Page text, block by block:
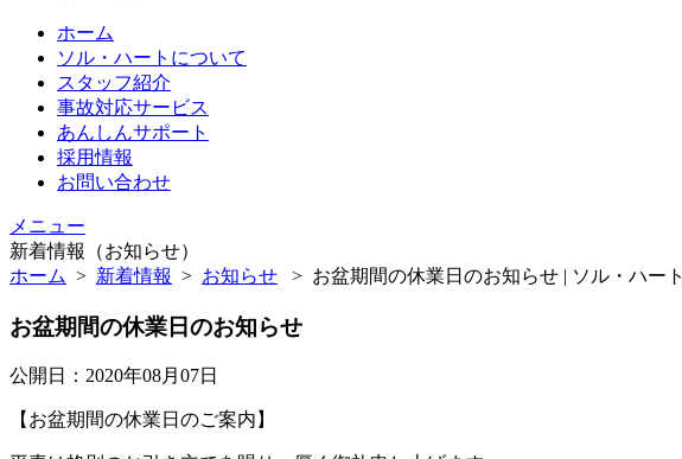
ホーム
ソル・ハートについて
スタッフ紹介
事故対応サービス
あんしんサポート
採用情報
お問い合わせ
メニュー
新着情報（お知らせ）
ホーム > 新着情報 > お知らせ > お盆期間の休業日のお知らせ | ソル・ハート
お盆期間の休業日のお知らせ
公開日：2020年08月07日
【お盆期間の休業日のご案内】